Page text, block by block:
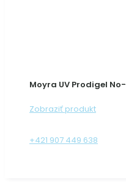
Moyra UV Prodigel
Zobraziť produkt
+421 907 449 638